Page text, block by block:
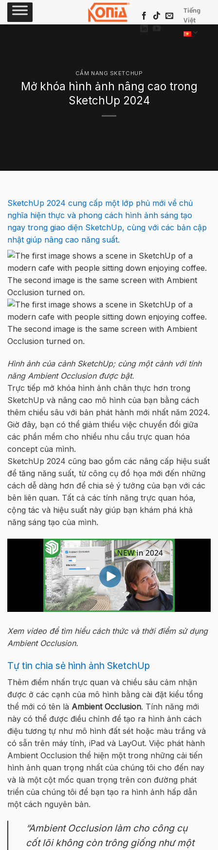
Skip
Tiếng
Việt
CẨM NANG SKETCHUP
Mở khóa hình ảnh nâng cao trong
SketchUp 2024
SketchUp 2024 cung cấp một lớp phủ mới về chủ
nghĩa hiện thực và phong cách hình ảnh sáng tạo
ngay trong giao diện SketchUp, cùng với các bản cập
nhật giúp nâng cao năng suất.
Hình ảnh của cảnh SketchUp; cùng một cảnh với tính
năng Ambient Occlusion được bật.
Trực tiếp mở khóa hình ảnh chân thực hơn trong
SketchUp và nâng cao mô hình của bạn bằng cách
thêm chiều sâu với bản phát hành mới nhất năm 2024.
Giờ đây, bạn có thể giảm thiểu việc chuyển đổi giữa
các phần mềm cho nhiều nhu cầu trực quan hóa
concept của mình.
SketchUp 2024 cũng bao gồm các nâng cấp hiệu suất
để tăng năng suất, từ công cụ đồ họa mới đến những
cách dễ dàng hơn để chia sẻ ý tưởng của bạn với các
bên liên quan. Tất cả các tính năng trực quan hóa,
cộng tác và hiệu suất này giúp bạn khám phá khả
năng sáng tạo của mình.
Xem video để tìm hiểu cách thức và thời điểm sử dụng
Ambient Occlusion.
Tự tin chia sẻ hình ảnh SketchUp
Thêm điểm nhấn trực quan và chiều sâu cảm nhận
được ở các cạnh của mô hình bằng cài đặt kiểu tổng
thể mới có tên là Ambient Occlusion. Tính năng mới
này có thể được điều chỉnh để tạo ra hình ảnh cách
điệu tương tự như mô hình đất sét hoặc màu trắng và
có sẵn trên máy tính, iPad và LayOut. Việc phát hành
Ambient Occlusion thể hiện một trong những cải tiến
hình ảnh quan trọng nhất của chúng tôi cho đến nay
và là một cột mốc quan trọng trên con đường phát
triển của chúng tôi để bạn tạo ra hình ảnh hấp dẫn
một cách nguyên bản.
“Ambient Occlusion làm cho công cụ
cốt lõi không còn trông giống như một